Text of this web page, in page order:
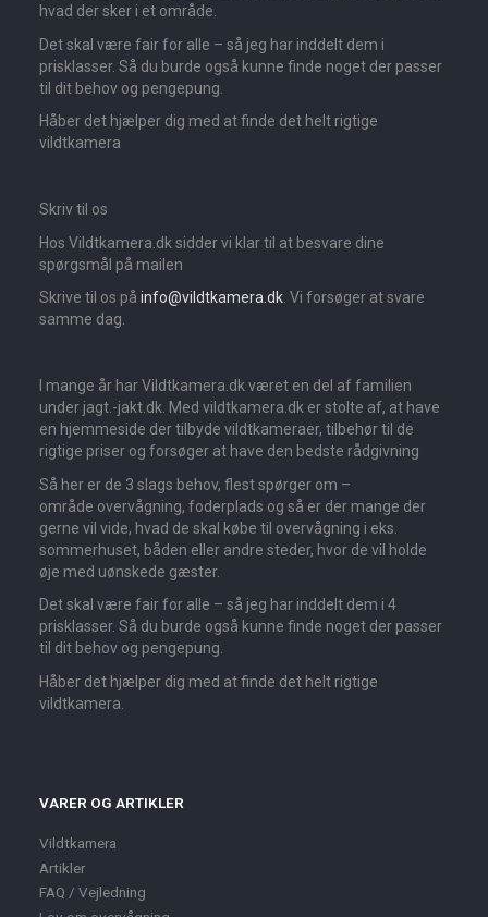
hvad der sker i et område.
Det skal være fair for alle – så jeg har inddelt dem i
prisklasser. Så du burde også kunne finde noget der passer
til dit behov og pengepung.
Håber det hjælper dig med at finde det helt rigtige
vildtkamera
Skriv til os
Hos Vildtkamera.dk sidder vi klar til at besvare dine
spørgsmål på mailen
Skrive til os på info@vildtkamera.dk. Vi forsøger at svare
samme dag.
I mange år har Vildtkamera.dk været en del af familien
under jagt.-jakt.dk. Med vildtkamera.dk er stolte af, at have
en hjemmeside der tilbyde vildtkameraer, tilbehør til de
rigtige priser og forsøger at have den bedste rådgivning
Så her er de 3 slags behov, flest spørger om –
område overvågning, foderplads og så er der mange der
gerne vil vide, hvad de skal købe til overvågning i eks.
sommerhuset, båden eller andre steder, hvor de vil holde
øje med uønskede gæster.
Det skal være fair for alle – så jeg har inddelt dem i 4
prisklasser. Så du burde også kunne finde noget der passer
til dit behov og pengepung.
Håber det hjælper dig med at finde det helt rigtige
vildtkamera.
VARER OG ARTIKLER
Vildtkamera
Artikler
FAQ / Vejledning